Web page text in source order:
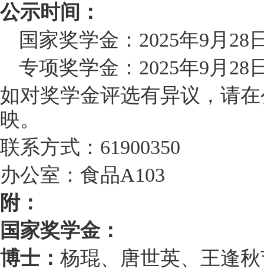
公示时间：
国家奖学金： 2025年9月 28
专项奖学金： 2025年9月 28
如对奖学金评选有异议，请
映。
联系方式： 61900350
办公室：食品A103
附：
国家奖学金：
博士： 杨琨、唐世英、 王逢